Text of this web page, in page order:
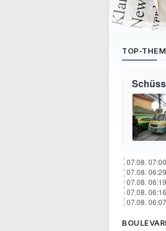
TOP-
07.08.
07.08.
07.08.
07.08.
07.08.